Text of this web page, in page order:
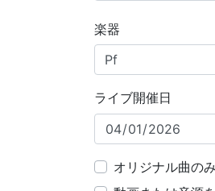
楽器
ライブ開催日
オリジナル曲のみ